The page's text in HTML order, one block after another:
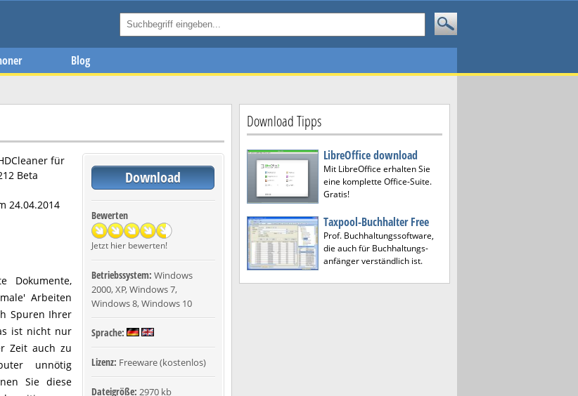
Blog
für
Beta
24.04.2014
Download
Bewerten
Jetzt hier bewerten!
Betriebssystem: Windows
2000, XP, Windows 7,
Windows 8, Windows 10
Sprache:
Lizenz: Freeware (kostenlos)
Dateigröße: 2970 kb
Dokumente,
Arbeiten
Spuren Ihrer
ist nicht nur
Zeit auch zu
unnötig
Sie diese
Download Tipps
LibreOffice download
Mit LibreOffice erhalten Sie
eine komplette Office-Suite.
Gratis!
Taxpool-Buchhalter Free
Prof. Buchhaltungssoftware,
die auch für Buchhaltungs-
anfänger verständlich ist.